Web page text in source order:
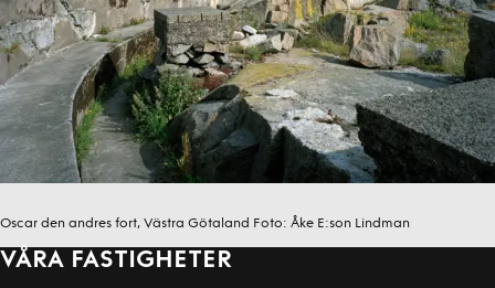
Oscar den andres fort, Västra Götaland Foto: Åke E:son Lindman
VÅRA FASTIGHETER